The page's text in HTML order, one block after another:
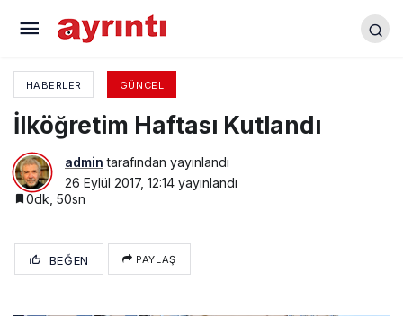
HABERLER GÜNCEL
İlköğretim Haftası Kutlandı
admin tarafından yayınlandı
26 Eylül 2017, 12:14 yayınlandı
0dk, 50sn
BEĞEN PAYLAŞ
CHP’li Vekil: “Bu Beceriksizlerden Hep Birlikte
Kurtulacağız”